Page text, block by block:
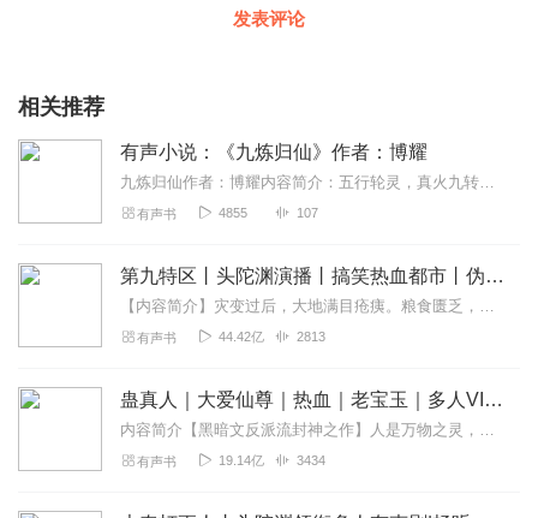
发表评论
相关推荐
有声小说：《九炼归仙》作者：博耀
九炼归仙作者：博耀内容简介：五行轮灵，真火九转；九九归一，九炼归仙。双脚踏翻尘世浪，一肩担尽古今愁；仰天大笑登九仞，我辈岂是蓬蒿人？男儿立于当世，理...
有声书 4855 107
第九特区丨头陀渊演播丨搞笑热血都市丨伪戒丨VIP免费多人有声剧
【内容简介】灾变过后，大地满目疮痍。粮食匮乏，资源紧俏，局势混乱……一位从待规划区杀出来的青年，背对着漫天黄沙，孤身来到九区谋生，却不曾想偶然结识三五好友，一念...
有声书 44.42亿 2813
蛊真人｜大爱仙尊｜热血｜老宝玉｜多人VIP免费有声剧
内容简介【黑暗文反派流封神之作】人是万物之灵，蛊是天地真精。一个穿越者不断重生的故事。一个养蛊、炼蛊、用蛊的奇特世界。配音组（男角色）老宝玉旁白...
有声书 19.14亿 3434